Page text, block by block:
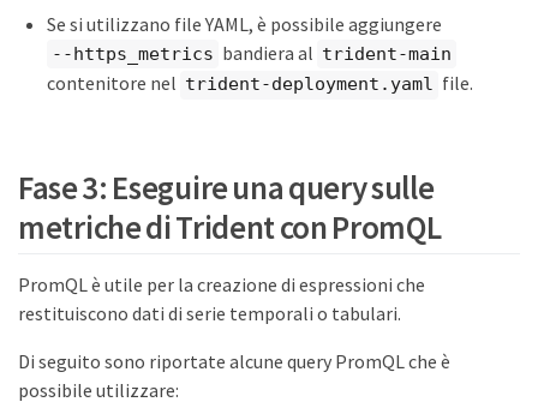
Se si utilizzano file YAML, è possibile aggiungere
--https_metrics bandiera al trident-main
contenitore nel trident-deployment.yaml file.
Fase 3: Eseguire una query sulle
metriche di Trident con PromQL
PromQL è utile per la creazione di espressioni che
restituiscono dati di serie temporali o tabulari.
Di seguito sono riportate alcune query PromQL che è
possibile utilizzare: